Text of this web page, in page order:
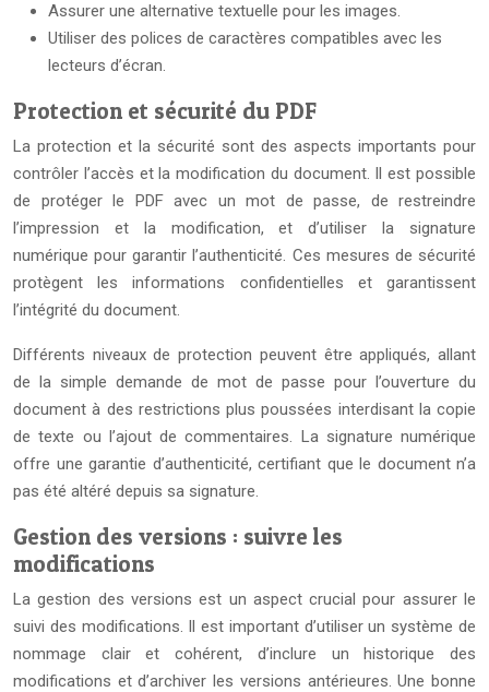
Assurer une alternative textuelle pour les images.
Utiliser des polices de caractères compatibles avec les
lecteurs d’écran.
Protection et sécurité du PDF
La protection et la sécurité sont des aspects importants pour
contrôler l’accès et la modification du document. Il est possible
de protéger le PDF avec un mot de passe, de restreindre
l’impression et la modification, et d’utiliser la signature
numérique pour garantir l’authenticité. Ces mesures de sécurité
protègent les informations confidentielles et garantissent
l’intégrité du document.
Différents niveaux de protection peuvent être appliqués, allant
de la simple demande de mot de passe pour l’ouverture du
document à des restrictions plus poussées interdisant la copie
de texte ou l’ajout de commentaires. La signature numérique
offre une garantie d’authenticité, certifiant que le document n’a
pas été altéré depuis sa signature.
Gestion des versions : suivre les
modifications
La gestion des versions est un aspect crucial pour assurer le
suivi des modifications. Il est important d’utiliser un système de
nommage clair et cohérent, d’inclure un historique des
modifications et d’archiver les versions antérieures. Une bonne